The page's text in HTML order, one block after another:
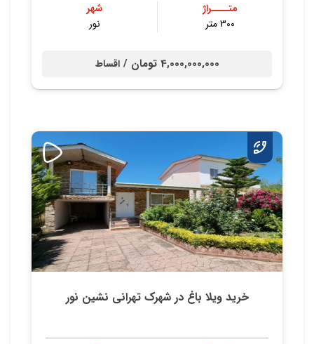
متــــراژ
300 متر
شهر
نور
4,000,000,000 تومان / اقساط
خرید ویلا باغ در شهرک تهرانی نشین نور